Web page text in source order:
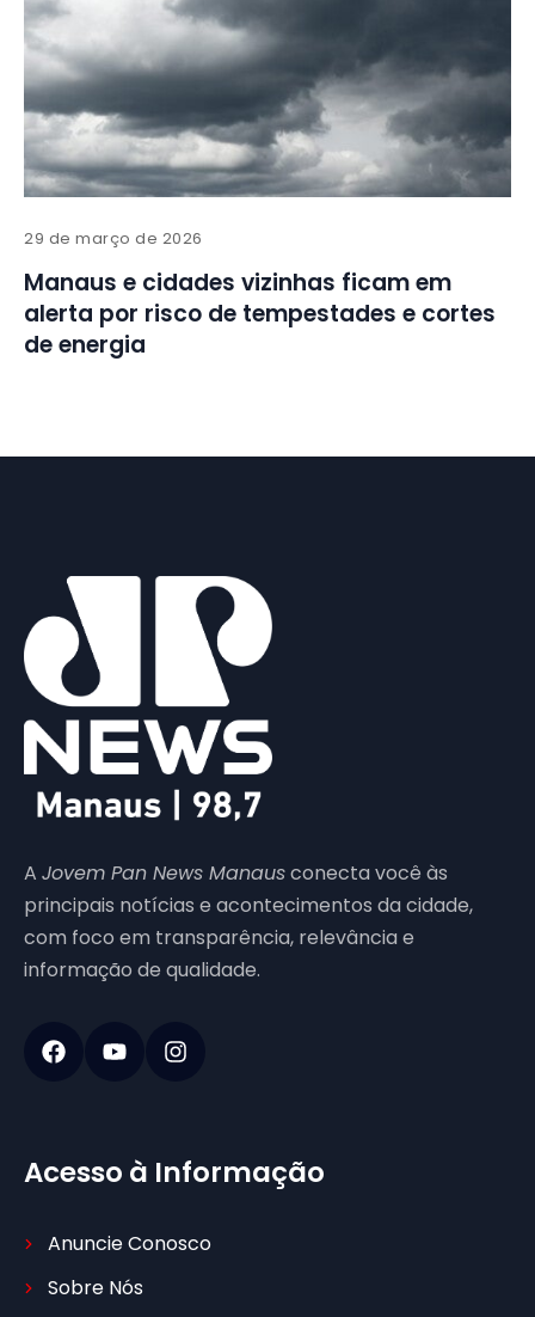
29 de março de 2026
Manaus e cidades vizinhas ficam em
alerta por risco de tempestades e cortes
de energia
A Jovem Pan News Manausconecta você às
principais notícias e acontecimentos da cidade,
com foco em transparência, relevância e
informação de qualidade.
Acesso à Informação
Anuncie Conosco
Sobre Nós